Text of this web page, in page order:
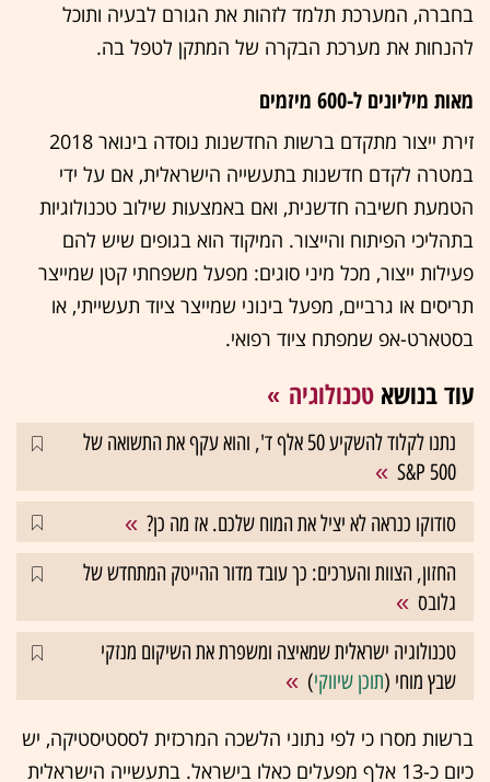
בחברה, המערכת תלמד לזהות את הגורם לבעיה ותוכל
להנחות את מערכת הבקרה של המתקן לטפל בה.
מאות מיליונים ל-600 מיזמים
זירת ייצור מתקדם ברשות החדשנות נוסדה בינואר 2018
במטרה לקדם חדשנות בתעשייה הישראלית, אם על ידי
הטמעת חשיבה חדשנית, ואם באמצעות שילוב טכנולוגיות
בתהליכי הפיתוח והייצור. המיקוד הוא בגופים שיש להם
פעילות ייצור, מכל מיני סוגים: מפעל משפחתי קטן שמייצר
תריסים או גרביים, מפעל בינוני שמייצר ציוד תעשייתי, או
בסטארט-אפ שמפתח ציוד רפואי.
עוד בנושא טכנולוגיה
נתנו לקלוד להשקיע 50 אלף ד', והוא עקף את התשואה של
S&P 500
סודוקו כנראה לא יציל את המוח שלכם. אז מה כן?
החזון, הצוות והערכים: כך עובד מדור ההייטק המתחדש של
גלובס
טכנולוגיה ישראלית שמאיצה ומשפרת את השיקום מנזקי
שבץ מוחי (תוכן שיווקי)
ברשות מסרו כי לפי נתוני הלשכה המרכזית לססטיסטיקה, יש
כיום כ-13 אלף מפעלים כאלו בישראל. בתעשייה הישראלית